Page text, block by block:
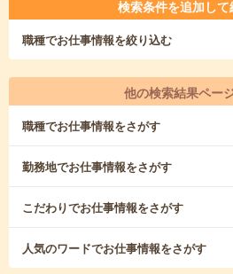
検索条件を追加し
職種でお仕事情報を絞り込む
他の検索結果ペー
職種でお仕事情報をさがす
勤務地でお仕事情報をさがす
こだわりでお仕事情報をさがす
人気のワードでお仕事情報をさがす